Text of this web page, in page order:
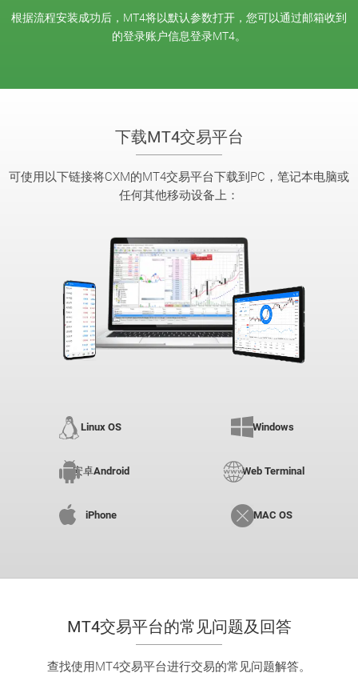
根据流程安装成功后，MT4将以默认参数打开，您可以通过邮箱收到
的登录账户信息登录MT4。
下载MT4交易平台
可使用以下链接将CXM的MT4交易平台下载到PC，笔记本电脑或
任何其他移动设备上：
Linux OS Windows
安卓Android Web Terminal
iPhone MAC OS
MT4交易平台的常见问题及回答
查找使用MT4交易平台进行交易的常见问题解答。